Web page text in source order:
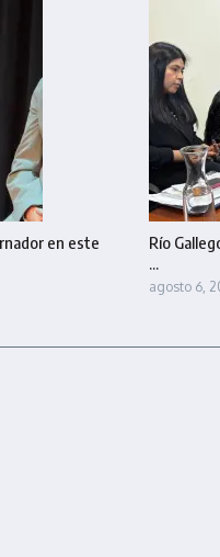
en este
Río
...
agosto 6,